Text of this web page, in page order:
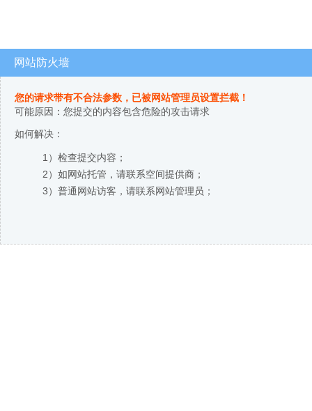
网站防火墙
您的请求带有不合法参数，已被网站管理员设置拦截！
可能原因：您提交的内容包含危险的攻击请求
如何解决：
1）检查提交内容；
2）如网站托管，请联系空间提供商；
3）普通网站访客，请联系网站管理员；